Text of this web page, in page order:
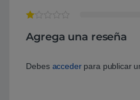
Agrega una reseña
Debes accederpara publicar